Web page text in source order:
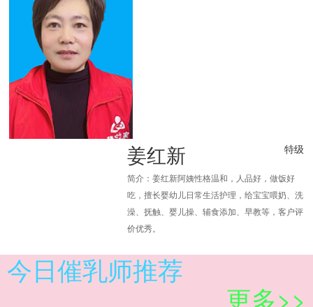
姜红新 特级
简介：姜红新阿姨性格温和，人品好，做饭好
吃，擅长婴幼儿日常生活护理，给宝宝喂奶、洗
澡、抚触、婴儿操、辅食添加、早教等，客户评
价优秀。
今日催乳师推荐
更多>>